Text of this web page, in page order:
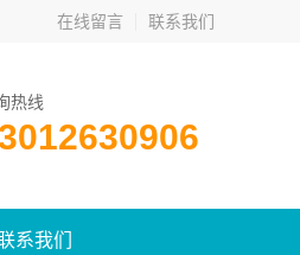
在线留言 联系我们
热线
系我们